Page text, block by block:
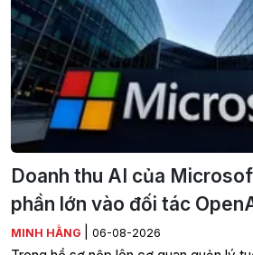
Doanh thu AI của
phần lớn vào đối tác
MINH HẰNG 06-08-2026